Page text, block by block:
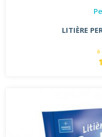
LITIÈRE
à